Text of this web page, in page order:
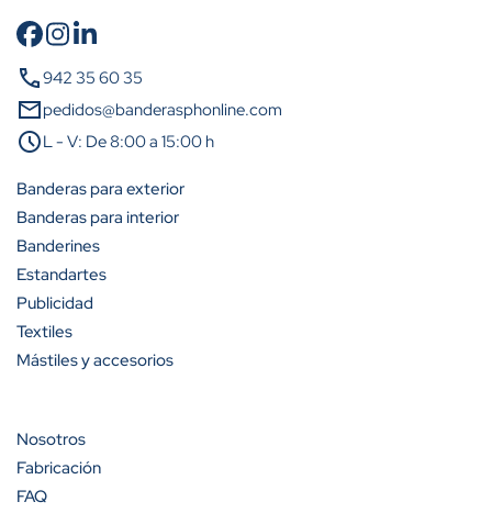
Cantidad
A partir de 10 unidades
A partir de 25 unidades
A partir de 50 unidades
A partir de 100 unidades
Cantidad
A partir de 200 unidades
call942 35 60 35
mailpedidos@banderasphonline.com
scheduleL - V: De 8:00 a 15:00 h
Banderas para exterior
Banderas para interior
Banderines
Estandartes
Publicidad
Textiles
Mástiles y accesorios
Nosotros
Fabricación
FAQ